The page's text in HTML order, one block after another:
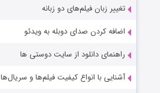
تغییر زبان فیلم‌های دو زبانه
اضافه کردن صدای دوبله به ویدئو
راهنمای دانلود از سایت دوستی ها
آشنایی با انواع کیفیت فیلم‌ها و سریال‌ها